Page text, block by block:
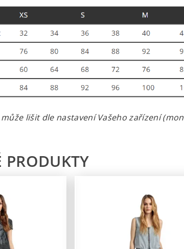
lišit dle nastavení Vašeho zařízení